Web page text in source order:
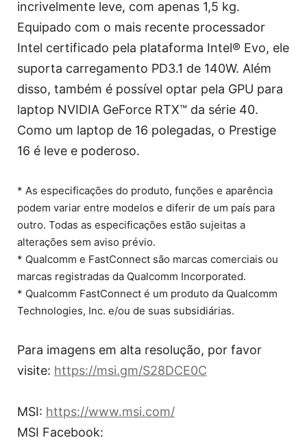
incrivelmente leve, com apenas 1,5 kg.
Equipado com o mais recente processador
Intel certificado pela plataforma Intel® Evo, ele
suporta carregamento PD3.1 de 140W. Além
disso, também é possível optar pela GPU para
laptop NVIDIA GeForce RTX™ da série 40.
Como um laptop de 16 polegadas, o Prestige
16 é leve e poderoso.
* As especificações do produto, funções e aparência
podem variar entre modelos e diferir de um país para
outro. Todas as especificações estão sujeitas a
alterações sem aviso prévio.
* Qualcomm e FastConnect são marcas comerciais ou
marcas registradas da Qualcomm Incorporated.
* Qualcomm FastConnect é um produto da Qualcomm
Technologies, Inc. e/ou de suas subsidiárias.
Para imagens em alta resolução, por favor
visite: https://msi.gm/S28DCE0C
MSI: https://www.msi.com/
MSI Facebook: